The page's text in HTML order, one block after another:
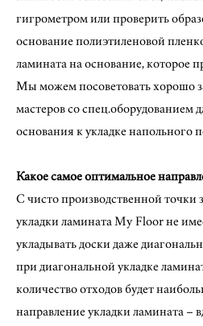
гигрометром или проверить
основание полиэтиленовой
ламината на основание, которое
Мы можем посоветовать хорошо
мастеров со спец.оборудованием
основания к укладке напольного
Какое самое оптимальное
С чисто производственной точки
укладки ламината My Floor не
укладывать доски даже
при диагональной укладке
количество отходов будет
направление укладки ламината –